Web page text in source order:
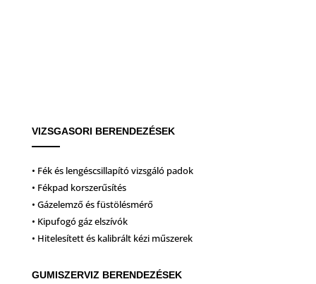
VIZSGASORI BERENDEZÉSEK
• Fék és lengéscsillapító vizsgáló padok
• Fékpad korszerűsítés
• Gázelemző és füstölésmérő
• Kipufogó gáz elszívók
• Hitelesített és kalibrált kézi műszerek
GUMISZERVIZ BERENDEZÉSEK